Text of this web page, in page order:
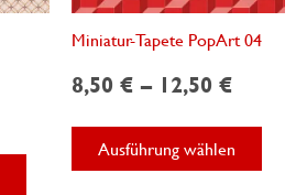
Dieses
Miniatur-Tapete PopArt 04
8,50 € – 12,50 €
Ausführung wählen